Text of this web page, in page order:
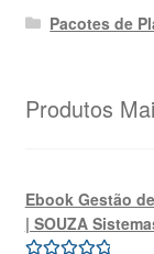
Pacotes de
Produtos
Ebook Gestão
| SOUZA